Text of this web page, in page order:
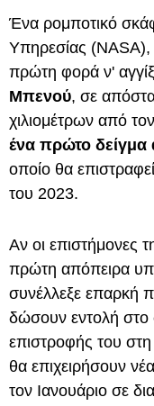
Ένα ρομποτικό
Υπηρεσίας (NASA),
πρώτη φορά ν'
Μπενού, σε
χιλιομέτρων από
ένα πρώτο δείγμα
οποίο θα
του 2023.
Αν οι επιστήμονες
πρώτη απόπειρα
συνέλλεξε επαρκή
δώσουν εντολή στο
επιστροφής του
θα επιχειρήσουν
τον Ιανουάριο σε